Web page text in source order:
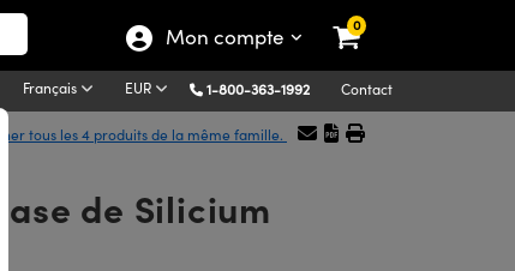
Mon compte 0
Français EUR 1-800-363-1992 Contact
tous les 4 produits de la même famille.
de Silicium